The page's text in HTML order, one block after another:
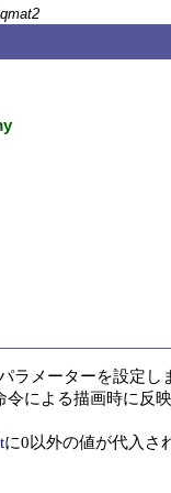
qmat2
ラメーターを設定し
令による描画時に反映
に0以外の値が代入さ